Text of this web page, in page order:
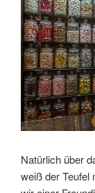
Natürlich über
weiß der Teufel